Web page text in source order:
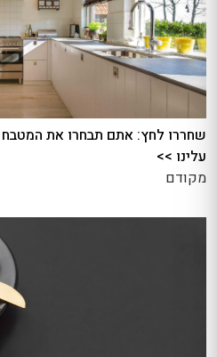
שחררו לחץ: אתם תבחרו את
עלינו >>
מקודם